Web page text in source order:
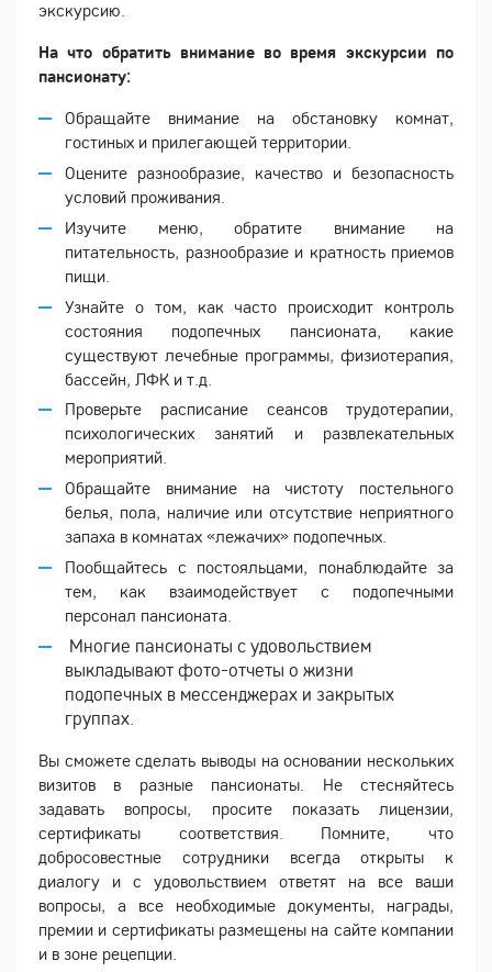
экскурсию.
На что обратить внимание во время экскурсии по
пансионату:
Обращайте внимание на обстановку комнат,
гостиных и прилегающей территории.
Оцените разнообразие, качество и безопасность
условий проживания.
Изучите меню, обратите внимание на
питательность, разнообразие и кратность приемов
пищи.
Узнайте о том, как часто происходит контроль
состояния подопечных пансионата, какие
существуют лечебные программы, физиотерапия,
бассейн, ЛФК и т.д.
Проверьте расписание сеансов трудотерапии,
психологических занятий и развлекательных
мероприятий.
Обращайте внимание на чистоту постельного
белья, пола, наличие или отсутствие неприятного
запаха в комнатах «лежачих» подопечных.
Пообщайтесь с постояльцами, понаблюдайте за
тем, как взаимодействует с подопечными
персонал пансионата.
Многие пансионаты с удовольствием
выкладывают фото-отчеты о жизни
подопечных в мессенджерах и закрытых
группах.
Вы сможете сделать выводы на основании нескольких
визитов в разные пансионаты. Не стесняйтесь
задавать вопросы, просите показать лицензии,
сертификаты соответствия. Помните, что
добросовестные сотрудники всегда открыты к
диалогу и с удовольствием ответят на все ваши
вопросы, а все необходимые документы, награды,
премии и сертификаты размещены на сайте компании
и в зоне рецепции.